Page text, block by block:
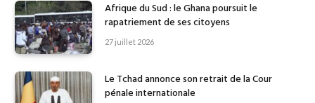
Afrique du Sud : le Ghana poursuit le
rapatriement de ses citoyens
27 juillet 2026
Le Tchad annonce son retrait de la Cour
pénale internationale